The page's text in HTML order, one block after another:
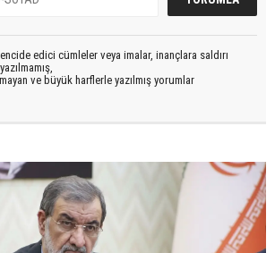
edici cümleler veya imalar, inançlara saldırı
ve büyük harflerle yazılmış yorumlar